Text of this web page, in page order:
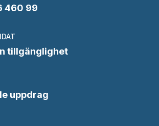
460 99
tillgänglighet
uppdrag